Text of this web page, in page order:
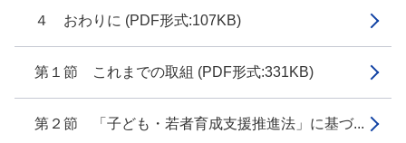
４ おわりに (PDF形式:107KB)
第１節 これまでの取組 (PDF形式:331KB)
第２節 「子ども・若者育成支援推進法」に基づ...